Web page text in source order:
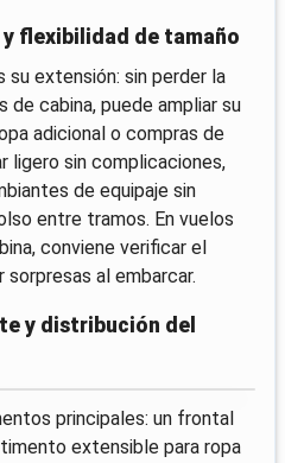
y flexibilidad de tamaño
extensión: sin perder la
de cabina, puede ampliar su
adicional o compras de
ligero sin complicaciones,
de equipaje sin
entre tramos. En vuelos
conviene verificar el
al embarcar.
y distribución del
principales: un frontal
extensible para ropa